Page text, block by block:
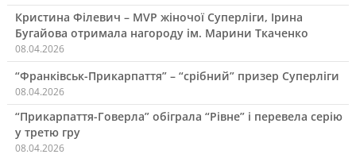
Кристина Філевич – MVP жіночої Суперліги, Ірина
Бугайова отримала нагороду ім. Марини Ткаченко
08.04.2026
“Франківськ-Прикарпаття” – “срібний” призер Суперліги
08.04.2026
“Прикарпаття-Говерла” обіграла “Рівне” і перевела серію
у третю гру
08.04.2026